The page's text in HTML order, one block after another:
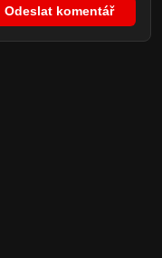
Odeslat komentář